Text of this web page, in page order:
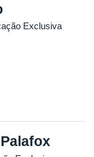
Exclusiva